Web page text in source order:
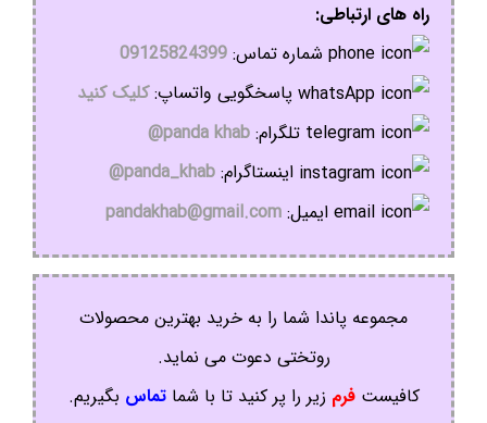
راه های ارتباطی:
شماره تماس: 09125824399
پاسخگویی واتساپ:کلیک کنید
تلگرام: panda khab@
اینستاگرام: panda_khab@
ایمیل: pandakhab@gmail.com
مجموعه پاندا شما را به خرید بهترین محصولات
روتختی دعوت می نماید.
کافیستفرم زیر را پر کنید تا با شماتماس بگیریم.